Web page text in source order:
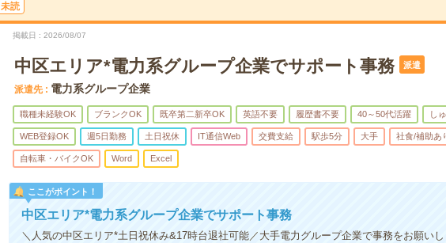
未読
掲載日 2026/08/07
中区エリア*電力系グループ企業でサポート事務 派遣
派遣先 電力系グループ企業
職種未経験OK ブランクOK 既卒第二新卒OK 英語不要 履歴書不要 40～50代活躍 し
WEB登録OK 週5日勤務 土日祝休 IT通信Web 交費支給 駅歩5分 大手 社食/補助あ
自転車・バイクOK Word Excel
ここがポイント！
中区エリア*電力系グループ企業でサポート事務
＼人気の中区エリア*土日祝休み&17時台退社可能／大手電力グループ企業で事務をお願い